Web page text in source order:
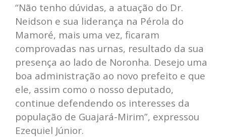
“Não tenho dúvidas, a atuação do Dr.
Neidson e sua liderança na Pérola do
Mamoré, mais uma vez, ficaram
comprovadas nas urnas, resultado da sua
presença ao lado de Noronha. Desejo uma
boa administração ao novo prefeito e que
ele, assim como o nosso deputado,
continue defendendo os interesses da
população de Guajará-Mirim”, expressou
Ezequiel Júnior.